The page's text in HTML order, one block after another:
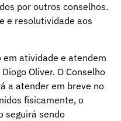
por outros conselhos.
e resolutividade aos
em atividade e atendem
Oliver. O Conselho
a atender em breve no
fisicamente, o
seguirá sendo